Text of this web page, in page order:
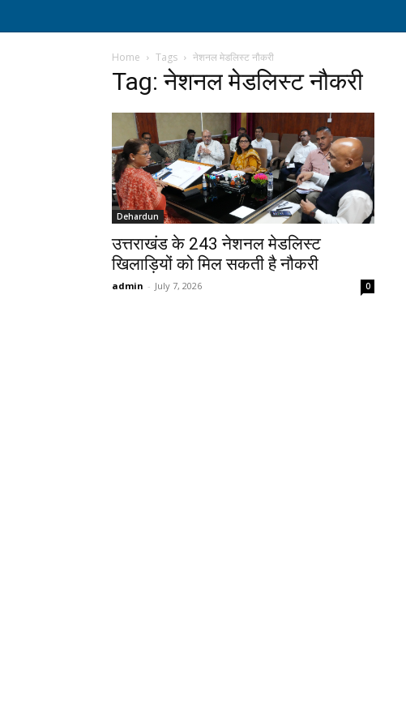
Home Tags नेशनल मेडलिस्ट नौकरी
Tag: नेशनल मेडलिस्ट नौकरी
Dehardun
उत्तराखंड के 243 नेशनल मेडलिस्ट
खिलाड़ियों को मिल सकती है नौकरी
admin - July 7, 2026 0